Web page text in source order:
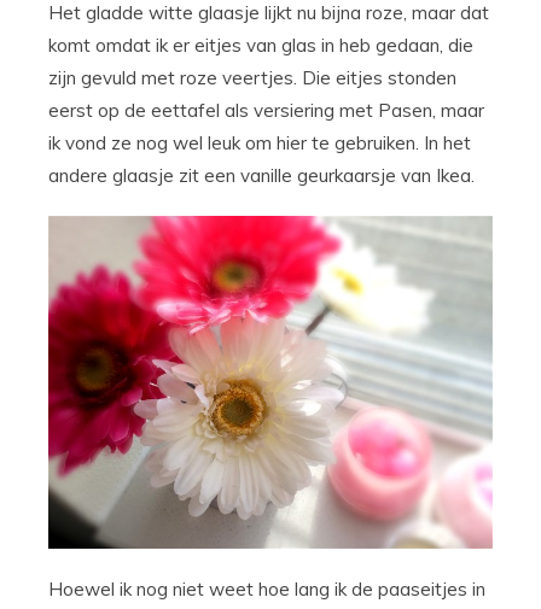
Het gladde witte glaasje lijkt nu bijna roze, maar dat
komt omdat ik er eitjes van glas in heb gedaan, die
zijn gevuld met roze veertjes. Die eitjes stonden
eerst op de eettafel als versiering met Pasen, maar
ik vond ze nog wel leuk om hier te gebruiken. In het
andere glaasje zit een vanille geurkaarsje van Ikea.
Hoewel ik nog niet weet hoe lang ik de paaseitjes in